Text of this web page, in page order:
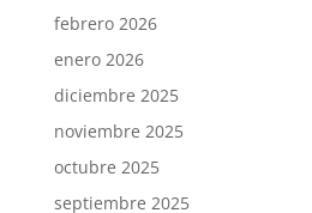
febrero 2026
enero 2026
diciembre 2025
noviembre 2025
octubre 2025
septiembre 2025